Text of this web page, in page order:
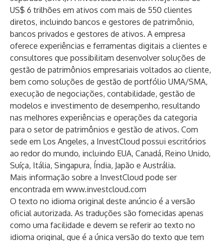
US$ 6 trilhões em ativos com mais de 550 clientes
diretos, incluindo bancos e gestores de patrimônio,
bancos privados e gestores de ativos. A empresa
oferece experiências e ferramentas digitais a clientes e
consultores que possibilitam desenvolver soluções de
gestão de patrimônios empresariais voltados ao cliente,
bem como soluções de gestão de portfólio UMA/SMA,
execução de negociações, contabilidade, gestão de
modelos e investimento de desempenho, resultando
nas melhores experiências e operações da categoria
para o setor de patrimônios e gestão de ativos. Com
sede em Los Angeles, a InvestCloud possui escritórios
ao redor do mundo, incluindo EUA, Canadá, Reino Unido,
Suíça, Itália, Singapura, Índia, Japão e Austrália.
Mais informação sobre a InvestCloud pode ser
encontrada em www.investcloud.com
O texto no idioma original deste anúncio é a versão
oficial autorizada. As traduções são fornecidas apenas
como uma facilidade e devem se referir ao texto no
idioma original, que é a única versão do texto que tem